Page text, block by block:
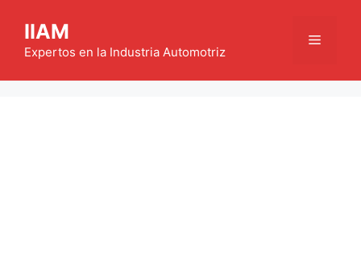
contenido
IIAM
Expertos en la Industria Automotriz
Menú